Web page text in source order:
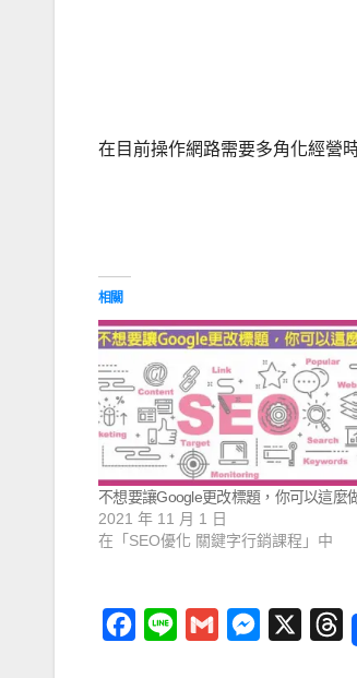
在目前操作網路需要多角化經營
相關
不想要讓Google更改標題，你可以這麼
2021 年 11 月 1 日
在「SEO優化 關鍵字行銷課程」中
T